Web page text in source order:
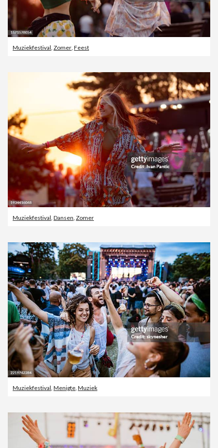
Muziekfestival Zomer Feest
Muziekfestival Dansen Zomer
Muziekfestival, Menigte, Muziek